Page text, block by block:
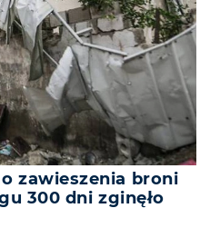
zawieszenia broni
300 dni zginęło